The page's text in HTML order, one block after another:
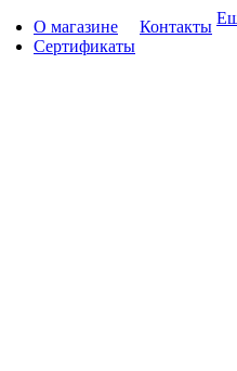
О магазине
Сертификаты
Контакты